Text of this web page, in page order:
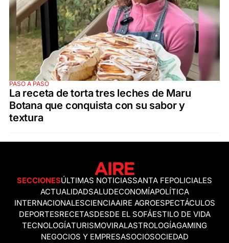
PASO A PASO
La receta de torta tres leches de Maru
Botana que conquista con su sabor y
textura
SECCIONESÚLTIMAS NOTICIASSANTA FEPOLICIALES
ACTUALIDADSALUDECONOMÍAPOLÍTICA
INTERNACIONALESCIENCIAAIRE AGROESPECTÁCULOS
DEPORTESRECETASDESDE EL SOFÁESTILO DE VIDA
TECNOLOGÍATURISMOVIRALASTROLOGÍAGAMING
NEGOCIOS Y EMPRESASOCIOSOCIEDAD